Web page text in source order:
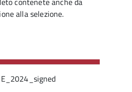
alla selezione.